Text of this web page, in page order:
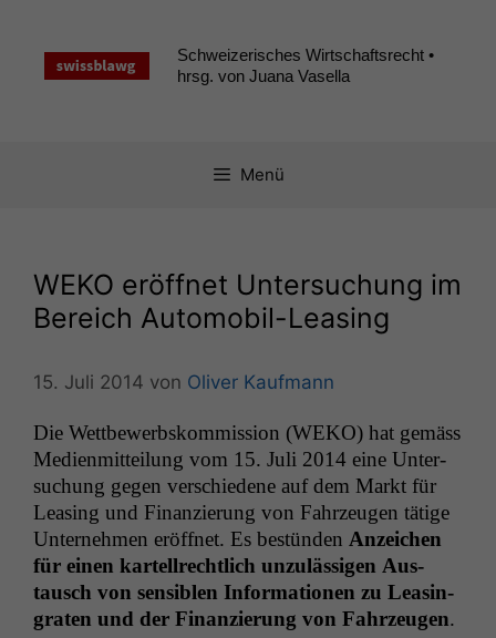
springen
Schweizerisches Wirtschaftsrecht •
hrsg. von Juana Vasella
Menü
WEKO eröffnet Untersuchung im
Bereich Automobil-Leasing
15. Juli 2014 von Oliver Kaufmann
Die Wet­tbe­werb­skom­mis­sion (WEKO) hat gemäss
Medi­en­mit­teilung vom 15. Juli 2014 eine Unter­
suchung gegen ver­schiedene auf dem Markt für
Leas­ing und Finanzierung von Fahrzeu­gen tätige
Unternehmen eröffnet. Es bestün­den Anze­ichen
für einen kartell­rechtlich unzuläs­si­gen Aus­
tausch von sen­si­blen Infor­ma­tio­nen zu Leas­in­
grat­en und der Finanzierung von Fahrzeu­gen.